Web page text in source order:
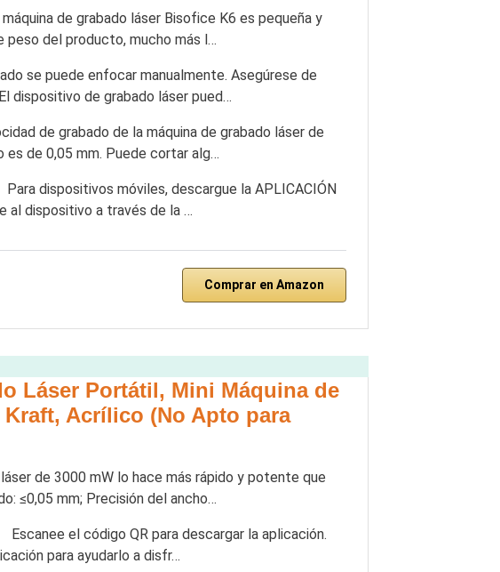
de grabado láser Bisofice K6 es pequeña y
peso del producto, mucho más l…
se puede enfocar manualmente. Asegúrese de
dispositivo de grabado láser pued…
de grabado de la máquina de grabado láser de
de 0,05 mm. Puede cortar alg…
Para dispositivos móviles, descargue la APLICACIÓN
al dispositivo a través de la …
Comprar en Amazon
Láser Portátil, Mini Máquina de
Kraft, Acrílico (No Apto para
de 3000 mW lo hace más rápido y potente que
≤0,05 mm; Precisión del ancho…
Escanee el código QR para descargar la aplicación.
para ayudarlo a disfr…